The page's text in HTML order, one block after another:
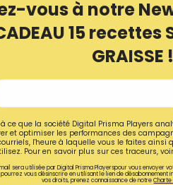
vous à notre
15 recettes
GRAISSE !
ce que la société Digital Prisma Players
et optimiser les performances des
l'heure à laquelle vous le faites
Pour en savoir plus sur ces traceurs,
sera utilisée par Digital Prisma Playerspour vous envoyer
vous désinscrire en utilisant le lien de
vos droits, prenez connaissance de notre